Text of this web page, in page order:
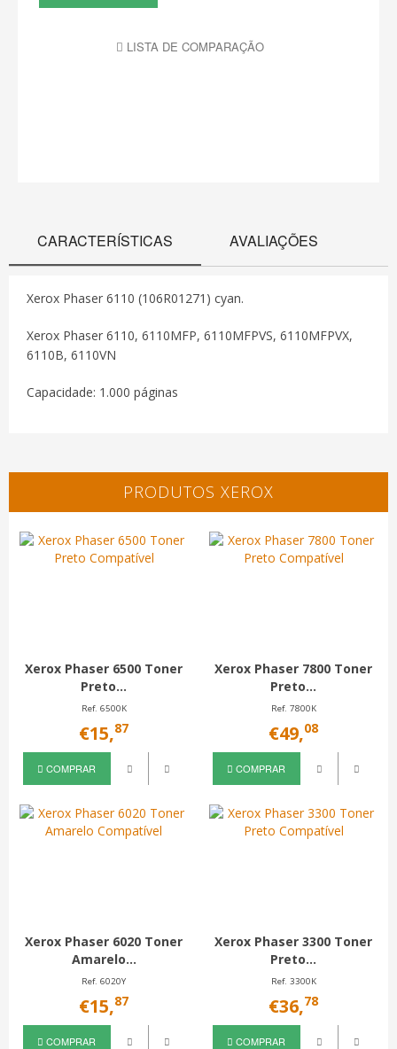
LISTA DE COMPARAÇÃO
CARACTERÍSTICAS AVALIAÇÕES
Xerox Phaser 6110 (106R01271) cyan.
Xerox Phaser 6110, 6110MFP, 6110MFPVS, 6110MFPVX,
6110B, 6110VN
Capacidade: 1.000 páginas
PRODUTOS XEROX
Xerox Phaser 6500 Toner
Preto...
Ref. 6500K
€15,87
COMPRAR
Xerox Phaser 7800 Toner
Preto...
Ref. 7800K
€49,08
COMPRAR
Xerox Phaser 6020 Toner
Amarelo...
Ref. 6020Y
€15,87
COMPRAR
Xerox Phaser 3300 Toner
Preto...
Ref. 3300K
€36,78
COMPRAR